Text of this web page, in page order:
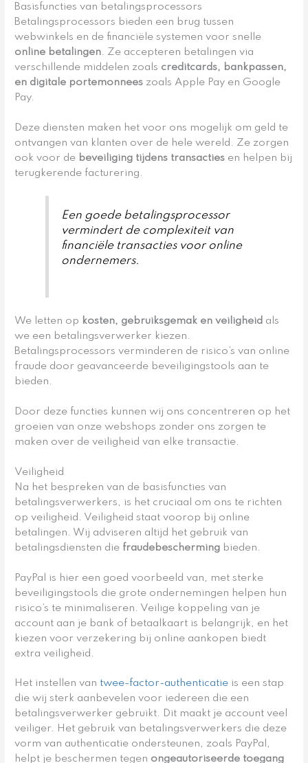
Basisfuncties van betalingsprocessors
Betalingsprocessors bieden een brug tussen
webwinkels en de financiële systemen voor snelle
online betalingen. Ze accepteren betalingen via
verschillende middelen zoals creditcards, bankpassen,
en digitale portemonnees zoals Apple Pay en Google
Pay.
Deze diensten maken het voor ons mogelijk om geld te
ontvangen van klanten over de hele wereld. Ze zorgen
ook voor de beveiliging tijdens transacties en helpen bij
terugkerende facturering.
Een goede betalingsprocessor
vermindert de complexiteit van
financiële transacties voor online
ondernemers.
We letten op kosten, gebruiksgemak en veiligheid als
we een betalingsverwerker kiezen.
Betalingsprocessors verminderen de risico’s van online
fraude door geavanceerde beveiligingstools aan te
bieden.
Door deze functies kunnen wij ons concentreren op het
groeien van onze webshops zonder ons zorgen te
maken over de veiligheid van elke transactie.
Veiligheid
Na het bespreken van de basisfuncties van
betalingsverwerkers, is het cruciaal om ons te richten
op veiligheid. Veiligheid staat voorop bij online
betalingen. Wij adviseren altijd het gebruik van
betalingsdiensten die fraudebescherming bieden.
PayPal is hier een goed voorbeeld van, met sterke
beveiligingstools die grote ondernemingen helpen hun
risico’s te minimaliseren. Veilige koppeling van je
account aan je bank of betaalkaart is belangrijk, en het
kiezen voor verzekering bij online aankopen biedt
extra veiligheid.
Het instellen van twee-factor-authenticatie is een stap
die wij sterk aanbevelen voor iedereen die een
betalingsverwerker gebruikt. Dit maakt je account veel
veiliger. Het gebruik van betalingsverwerkers die deze
vorm van authenticatie ondersteunen, zoals PayPal,
helpt je beschermen tegen ongeautoriseerde toegang